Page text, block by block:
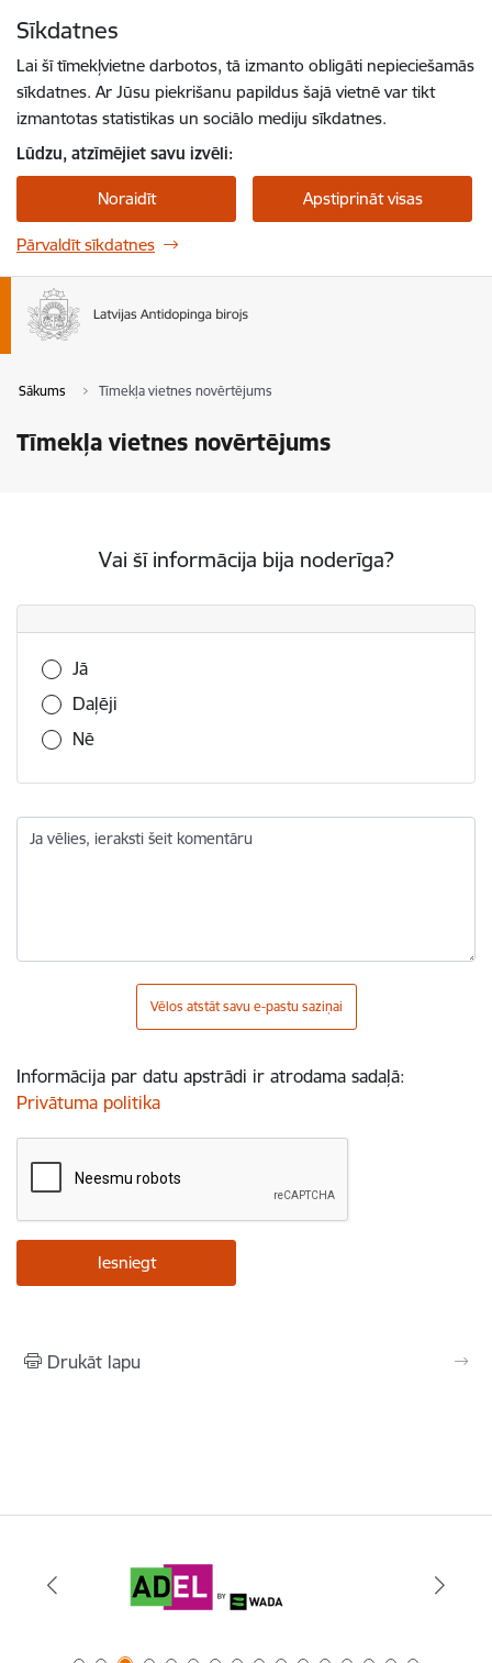
Sīkdatnes
Lai šī tīmekļvietne darbotos, tā izmanto obligāti nepieciešamās
sīkdatnes. Ar Jūsu piekrišanu papildus šajā vietnē var tikt
izmantotas statistikas un sociālo mediju sīkdatnes.
Lūdzu, atzīmējiet savu izvēli:
Noraidīt Apstiprināt visas
Pārvaldīt sīkdatnes
Sākums Tīmekļa vietnes novērtējums
Tīmekļa vietnes novērtējums
Vai šī informācija bija noderīga?
Vai šī informācija bija noderīga?
Jā
Daļēji
Nē
Ja vēlies, ieraksti šeit komentāru
Vēlos atstāt savu e-pastu saziņai
Informācija par datu apstrādi ir atrodama sadaļā:
Privātuma politika
Drukāt lapu